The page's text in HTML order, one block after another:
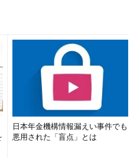
日本年金機構情報漏えい事件でも
悪用された「盲点」とは